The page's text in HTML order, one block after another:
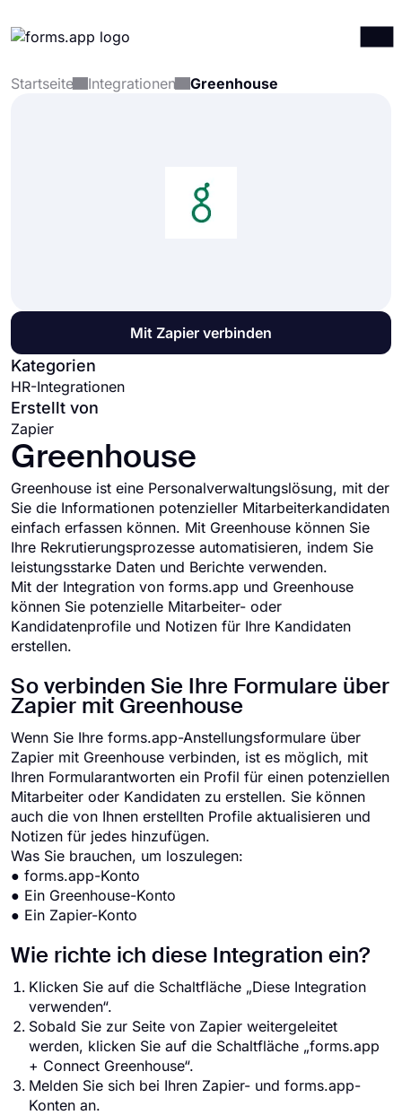
Produkte
Startseite Integrationen Greenhouse
Mit Zapier verbinden
Kategorien
HR-Integrationen
Erstellt von
Zapier
Greenhouse
Greenhouse ist eine Personalverwaltungslösung, mit der
Sie die Informationen potenzieller Mitarbeiterkandidaten
einfach erfassen können. Mit Greenhouse können Sie
Ihre Rekrutierungsprozesse automatisieren, indem Sie
leistungsstarke Daten und Berichte verwenden.
Mit der Integration von forms.app und Greenhouse
können Sie potenzielle Mitarbeiter- oder
Kandidatenprofile und Notizen für Ihre Kandidaten
erstellen.
So verbinden Sie Ihre Formulare über
Zapier mit Greenhouse
Wenn Sie Ihre forms.app-Anstellungsformulare über
Zapier mit Greenhouse verbinden, ist es möglich, mit
Ihren Formularantworten ein Profil für einen potenziellen
Mitarbeiter oder Kandidaten zu erstellen. Sie können
auch die von Ihnen erstellten Profile aktualisieren und
Notizen für jedes hinzufügen.
Was Sie brauchen, um loszulegen:
● forms.app-Konto
● Ein Greenhouse-Konto
● Ein Zapier-Konto
Wie richte ich diese Integration ein?
Klicken Sie auf die Schaltfläche „Diese Integration
verwenden“.
Sobald Sie zur Seite von Zapier weitergeleitet
werden, klicken Sie auf die Schaltfläche „forms.app
+ Connect Greenhouse“.
Melden Sie sich bei Ihren Zapier- und forms.app-
Konten an.